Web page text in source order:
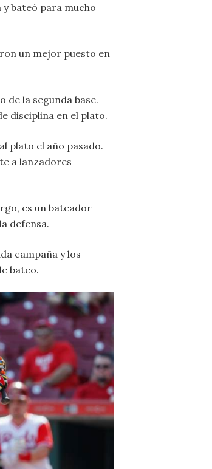
bateó para mucho
un mejor puesto en
de la segunda base.
disciplina en el plato.
plato el año pasado.
a lanzadores
es un bateador
defensa.
campaña y los
bateo.